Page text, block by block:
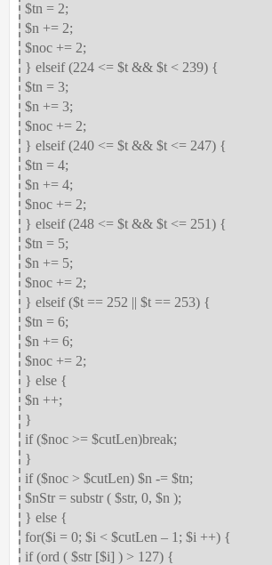
$tn = 2;
$n += 2;
$noc += 2;
} elseif (224 <= $t && $t < 239) {
$tn = 3;
$n += 3;
$noc += 2;
} elseif (240 <= $t && $t <= 247) {
$tn = 4;
$n += 4;
$noc += 2;
} elseif (248 <= $t && $t <= 251) {
$tn = 5;
$n += 5;
$noc += 2;
} elseif ($t == 252 || $t == 253) {
$tn = 6;
$n += 6;
$noc += 2;
} else {
$n ++;
}
if ($noc >= $cutLen)break;
}
if ($noc > $cutLen) $n -= $tn;
$nStr = substr ( $str, 0, $n );
} else {
for($i = 0; $i < $cutLen – 1; $i ++) {
if (ord ( $str [$i] ) > 127) {